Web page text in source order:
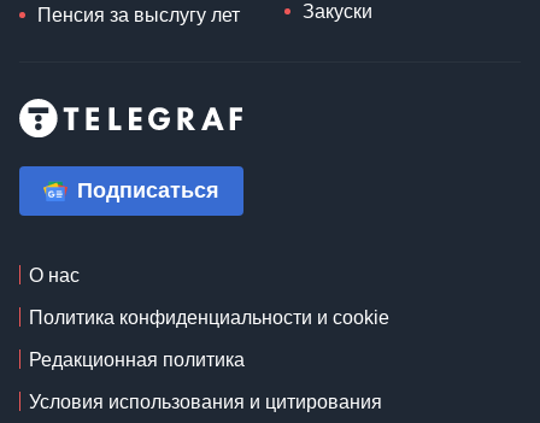
Пенсия за выслугу лет Закуски
Подписаться
О нас
Политика конфиденциальности и cookie
Редакционная политика
Условия использования и цитирования